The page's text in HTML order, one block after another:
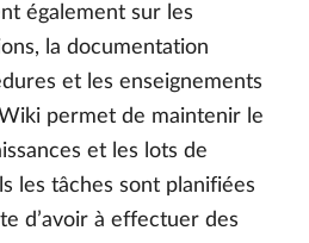
également sur les
la documentation
et les enseignements
permet de maintenir le
et les lots de
les tâches sont planifiées
d’avoir à effectuer des